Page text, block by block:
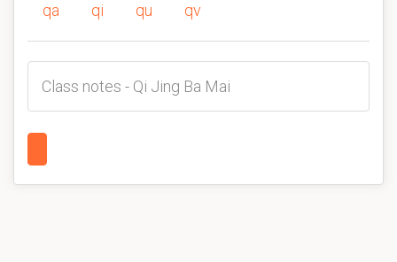
qa qi qu qv
Class notes - Qi Jing Ba Mai